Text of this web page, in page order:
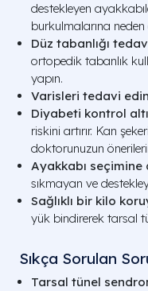
destekleyen
burkulmalarına
Düz tabanlığı
ortopedik tabanlık
yapın.
Varisleri tedavi
Diyabeti kontrol
riskini artırır. Kan
doktorunuzun
Ayakkabı seçimine
sıkmayan ve
Sağlıklı bir kilo
yük bindirerek tarsal
Sıkça Sorulan
Tarsal tünel